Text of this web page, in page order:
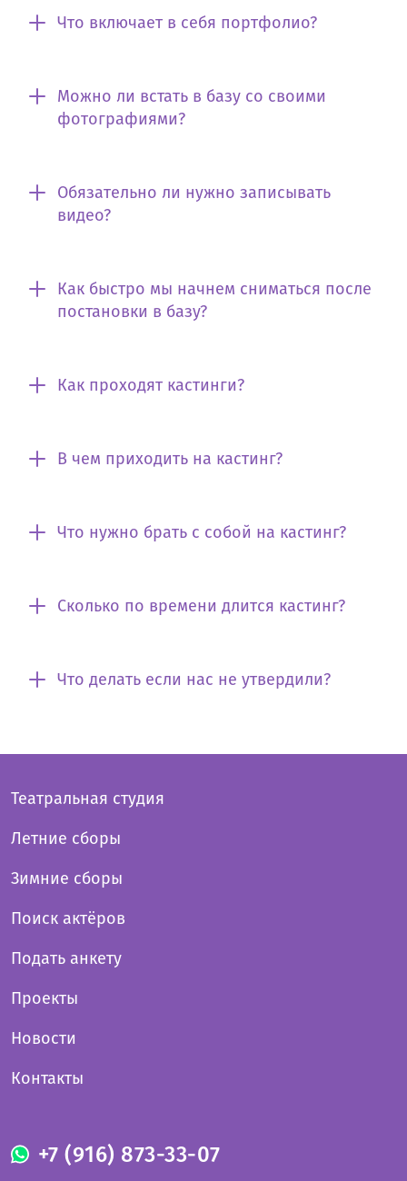
Что включает в себя портфолио?
Можно ли встать в базу со своими
фотографиями?
Обязательно ли нужно записывать
видео?
Как быстро мы начнем сниматься после
постановки в базу?
Как проходят кастинги?
В чем приходить на кастинг?
Что нужно брать с собой на кастинг?
Сколько по времени длится кастинг?
Что делать если нас не утвердили?
+7 (916) 873-33-07
Театральная студия
Летние сборы
Зимние сборы
Поиск актёров
Подать анкету
Проекты
Новости
Контакты